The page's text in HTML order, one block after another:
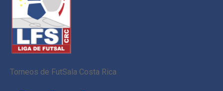
Torneos de FutSala Costa Rica